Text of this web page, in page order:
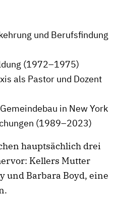
und Berufsfindung
(1972–1975)
als Pastor und Dozent
in New York
(1989–2023)
hauptsächlich drei
Kellers Mutter
und Barbara Boyd, eine